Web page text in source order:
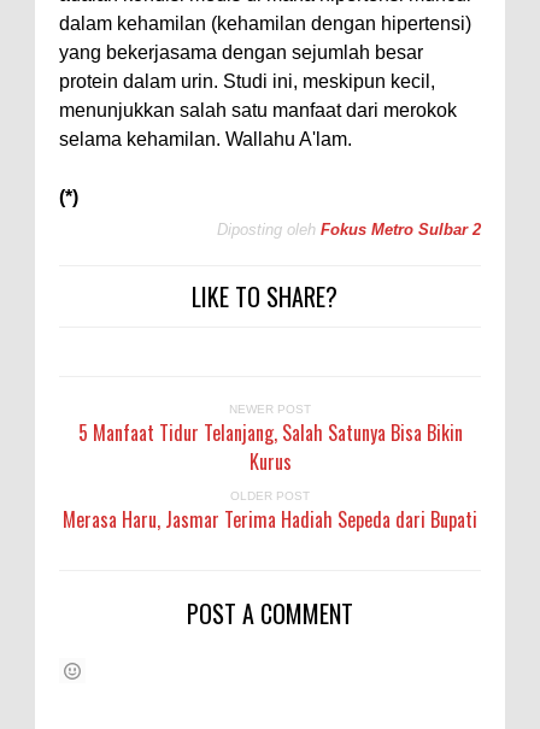
dalam kehamilan (kehamilan dengan hipertensi)
yang bekerjasama dengan sejumlah besar
protein dalam urin. Studi ini, meskipun kecil,
menunjukkan salah satu manfaat dari merokok
selama kehamilan. Wallahu A'lam.
(*)
Diposting oleh Fokus Metro Sulbar 2
LIKE TO SHARE?
NEWER POST
5 Manfaat Tidur Telanjang, Salah Satunya Bisa Bikin
Kurus
OLDER POST
Merasa Haru, Jasmar Terima Hadiah Sepeda dari Bupati
POST A COMMENT